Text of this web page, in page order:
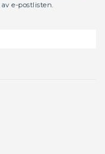
e-postlisten.